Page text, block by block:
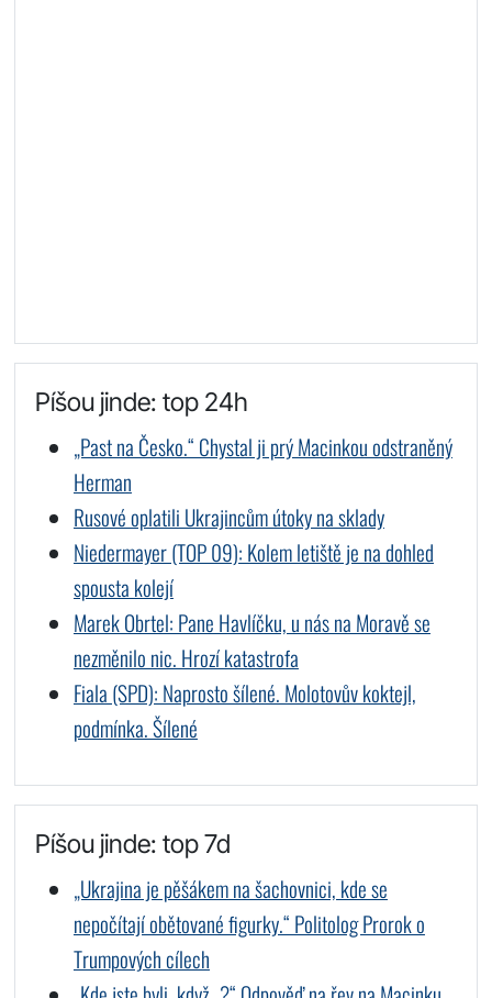
Píšou jinde: top 24h
„Past na Česko.“ Chystal ji prý Macinkou odstraněný
Herman
Rusové oplatili Ukrajincům útoky na sklady
Niedermayer (TOP 09): Kolem letiště je na dohled
spousta kolejí
Marek Obrtel: Pane Havlíčku, u nás na Moravě se
nezměnilo nic. Hrozí katastrofa
Fiala (SPD): Naprosto šílené. Molotovův koktejl,
podmínka. Šílené
Píšou jinde: top 7d
„Ukrajina je pěšákem na šachovnici, kde se
nepočítají obětované figurky.“ Politolog Prorok o
Trumpových cílech